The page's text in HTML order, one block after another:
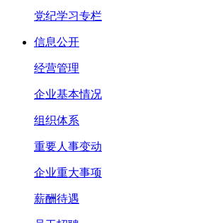
党纪学习专栏
信息公开
经营管理
企业基本情况
组织体系
重要人事变动
企业重大事项
薪酬待遇